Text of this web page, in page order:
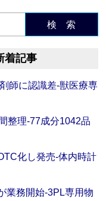
検 索
着記事
師に認識差‐獣医療専
整理‐77成分1042品
化し発売‐体内時計
業務開始‐3PL専用物